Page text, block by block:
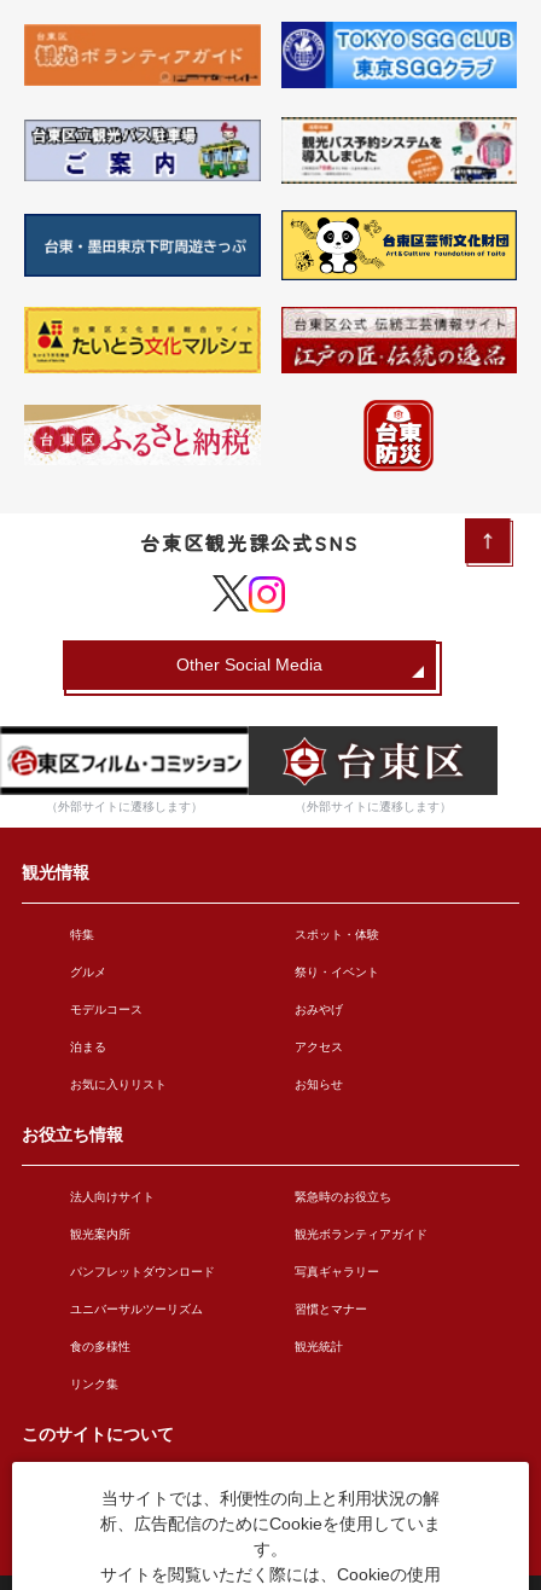
台東区観光課公式SNS
Other Social Media
（外部サイトに遷移します） （外部サイトに遷移します）
観光情報
特集 スポット・体験
グルメ 祭り・イベント
モデルコース おみやげ
泊まる アクセス
お気に入りリスト お知らせ
お役立ち情報
法人向けサイト 緊急時のお役立ち
観光案内所 観光ボランティアガイド
パンフレットダウンロード 写真ギャラリー
ユニバーサルツーリズム 習慣とマナー
食の多様性 観光統計
リンク集
このサイトについて
このサイトについて 広告掲載について
お問い合わせ
当サイトでは、利便性の向上と利用状況の解
析、広告配信のためにCookieを使用していま
す。
サイトを閲覧いただく際には、Cookieの使用